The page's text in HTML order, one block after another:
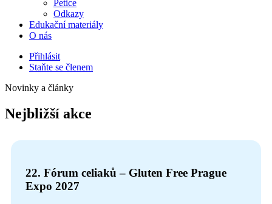
Petice
Odkazy
Edukační materiály
O nás
Přihlásit
Staňte se členem
Novinky a články
Nejbližší akce
22. Fórum celiaků – Gluten Free Prague
Expo 2027